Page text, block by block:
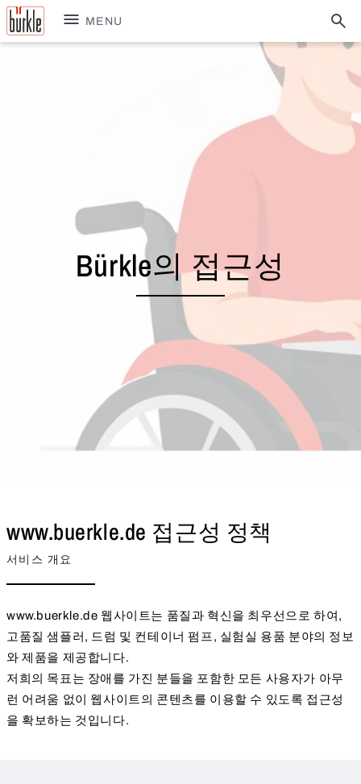
MENU
Bürkle의 접근성
www.buerkle.de 접근성 정책
서비스 개요
www.buerkle.de 웹사이트는 품질과 혁신을 최우선으로 하여,
고품질 샘플러, 드럼 및 컨테이너 펌프, 실험실 용품 분야의 정보
와 제품을 제공합니다.
저희의 목표는 장애를 가진 분들을 포함한 모든 사용자가 아무
런 어려움 없이 웹사이트의 콘텐츠를 이용할 수 있도록 접근성
을 확보하는 것입니다.